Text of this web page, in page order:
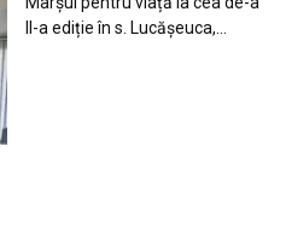
II-a ediție în s. Lucășeuca,...